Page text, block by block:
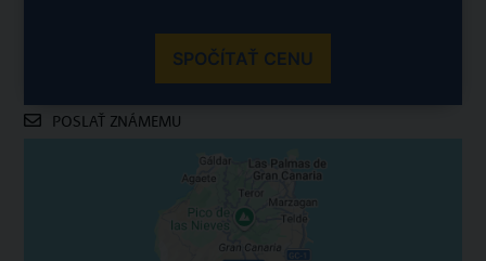
SPOČÍTAŤ CENU
POSLAŤ ZNÁMEMU